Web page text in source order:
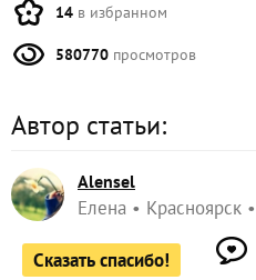
14 в избранном
580770 просмотров
Автор статьи:
Alensel
Елена Красноярск
Сказать спасибо!